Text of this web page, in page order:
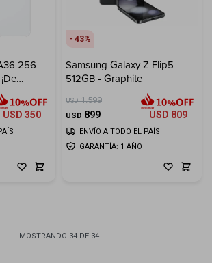
256
USD 350
43
Samsung Galaxy Z Flip5
512GB - Graphite
USD 1.599
USD 899 USD 809
GARANTÍA: 1 AÑO
ENVÍO A TODO EL PAÍS
MOSTRANDO 34DE 34